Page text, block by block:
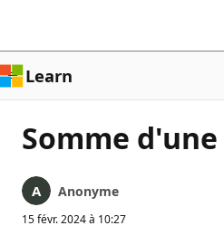
Learn
Somme
Anonyme
15 févr. 2024 à 10:27